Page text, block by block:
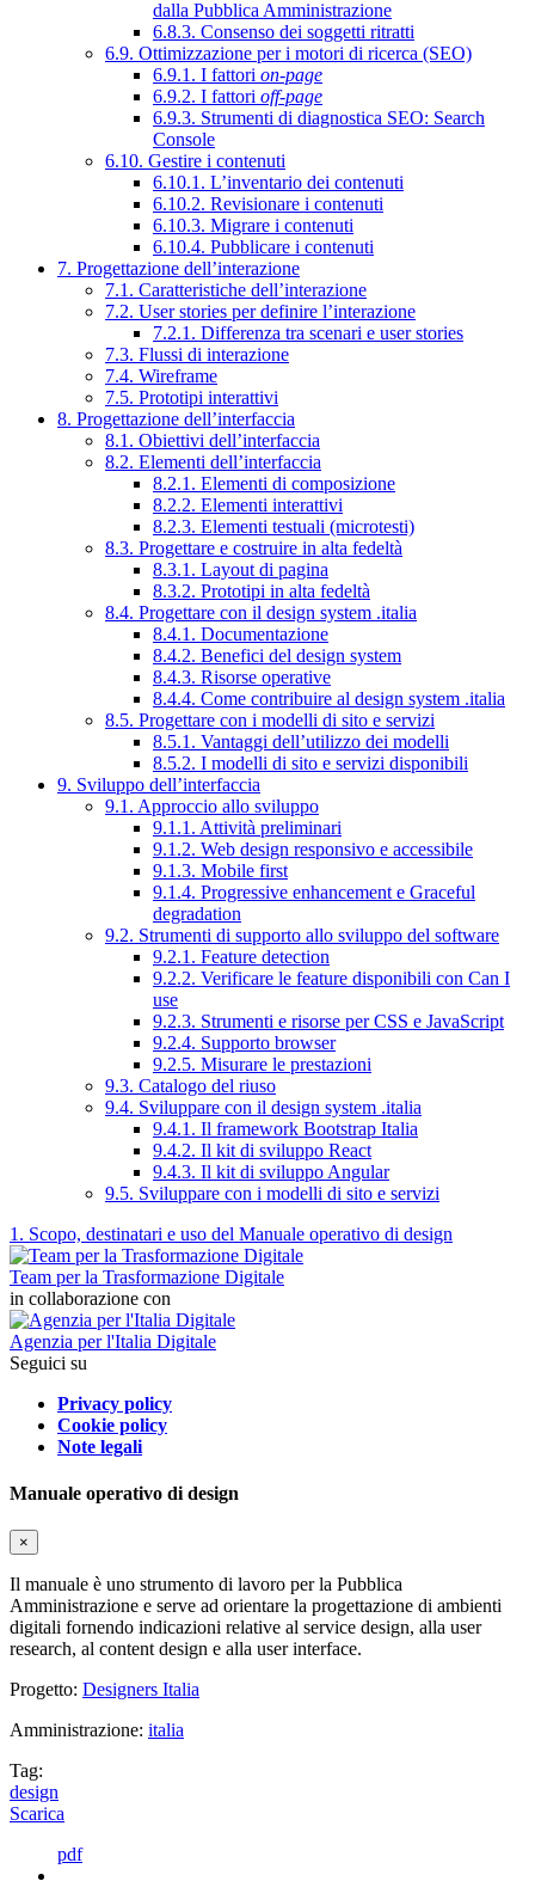
dalla Pubblica Amministrazione
6.8.3. Consenso dei soggetti ritratti
6.9. Ottimizzazione per i motori di ricerca (SEO)
6.9.1. I fattori on-page
6.9.2. I fattori off-page
6.9.3. Strumenti di diagnostica SEO: Search
Console
6.10. Gestire i contenuti
6.10.1. L’inventario dei contenuti
6.10.2. Revisionare i contenuti
6.10.3. Migrare i contenuti
6.10.4. Pubblicare i contenuti
7. Progettazione dell’interazione
7.1. Caratteristiche dell’interazione
7.2. User stories per definire l’interazione
7.2.1. Differenza tra scenari e user stories
7.3. Flussi di interazione
7.4. Wireframe
7.5. Prototipi interattivi
8. Progettazione dell’interfaccia
8.1. Obiettivi dell’interfaccia
8.2. Elementi dell’interfaccia
8.2.1. Elementi di composizione
8.2.2. Elementi interattivi
8.2.3. Elementi testuali (microtesti)
8.3. Progettare e costruire in alta fedeltà
8.3.1. Layout di pagina
8.3.2. Prototipi in alta fedeltà
8.4. Progettare con il design system .italia
8.4.1. Documentazione
8.4.2. Benefici del design system
8.4.3. Risorse operative
8.4.4. Come contribuire al design system .italia
8.5. Progettare con i modelli di sito e servizi
8.5.1. Vantaggi dell’utilizzo dei modelli
8.5.2. I modelli di sito e servizi disponibili
9. Sviluppo dell’interfaccia
9.1. Approccio allo sviluppo
9.1.1. Attività preliminari
9.1.2. Web design responsivo e accessibile
9.1.3. Mobile first
9.1.4. Progressive enhancement e Graceful
degradation
9.2. Strumenti di supporto allo sviluppo del software
9.2.1. Feature detection
9.2.2. Verificare le feature disponibili con Can I
use
9.2.3. Strumenti e risorse per CSS e JavaScript
9.2.4. Supporto browser
9.2.5. Misurare le prestazioni
9.3. Catalogo del riuso
9.4. Sviluppare con il design system .italia
9.4.1. Il framework Bootstrap Italia
9.4.2. Il kit di sviluppo React
9.4.3. Il kit di sviluppo Angular
9.5. Sviluppare con i modelli di sito e servizi
1. Scopo, destinatari e uso del Manuale operativo di design
Team per la Trasformazione Digitale
in collaborazione con
Agenzia per l'Italia Digitale
Seguici su
Privacy policy
Cookie policy
Note legali
Manuale operativo di design
×
Il manuale è uno strumento di lavoro per la Pubblica
Amministrazione e serve ad orientare la progettazione di ambienti
digitali fornendo indicazioni relative al service design, alla user
research, al content design e alla user interface.
Progetto: Designers Italia
Amministrazione: italia
Tag:
design
Scarica
pdf